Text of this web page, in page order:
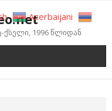
ქსელი, 1996 წლიდან
Azerbaijani